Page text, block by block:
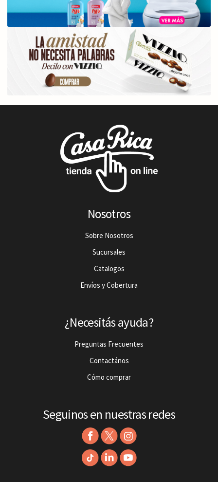
Nosotros
Sobre Nosotros
Sucursales
Catalogos
Envíos y Cobertura
¿Necesitás ayuda?
Preguntas Frecuentes
Contactános
Cómo comprar
Seguinos en nuestras redes